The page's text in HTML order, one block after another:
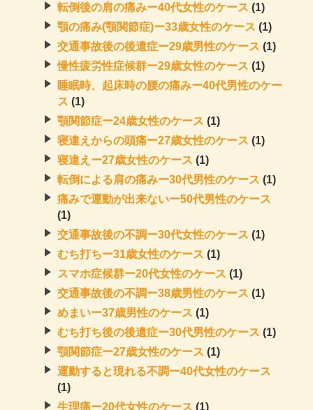
転倒後の肩の痛みー40代女性のケース (1)
顎の痛み(顎関節症)ー33歳女性のケース (1)
交通事故後の後遺症ー29歳男性のケース (1)
慢性疲労性症候群ー29歳女性のケース (1)
睡眠時、起床時の腰の痛みー40代男性のケー
ス (1)
顎関節症ー24歳女性のケース (1)
寝違えからの頭痛ー27歳女性のケース (1)
寝違えー27歳女性のケース (1)
転倒による肩の痛みー30代男性のケース (1)
痛みで運動が出来ないー50代男性のケース
(1)
交通事故後の不調ー30代女性のケース (1)
むち打ちー31歳女性のケース (1)
スマホ症候群ー20代女性のケース (1)
交通事故後の不調ー38歳男性のケース (1)
めまいー37歳男性のケース (1)
むち打ち後の後遺症ー30代男性のケース (1)
顎関節症ー27歳女性のケース (1)
運動すると現れる不調ー40代女性のケース
(1)
生理痛ー20代女性のケース (1)